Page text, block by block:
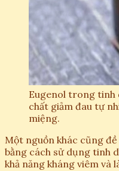
Eugenol trong tinh
chất giảm đau tự
miệng.
Một nguồn khác cũng
bằng cách sử dụng tinh
khả năng kháng viêm và